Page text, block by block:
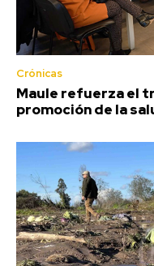
Crónicas
Maule refuerza el
promoción de la